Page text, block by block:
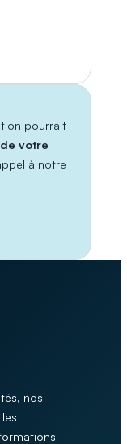
pourrait
votre
à notre
nos